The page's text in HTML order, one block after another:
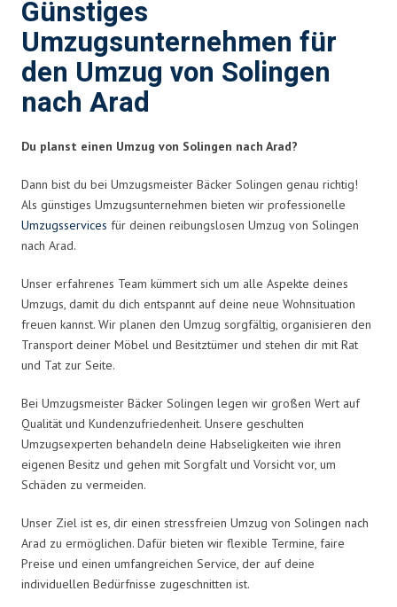
Günstiges
Umzugsunternehmen für
den Umzug von Solingen
nach Arad
Du planst einen Umzug von Solingen nach Arad?
Dann bist du bei Umzugsmeister Bäcker Solingen genau richtig!
Als günstiges Umzugsunternehmen bieten wir professionelle
Umzugsservices für deinen reibungslosen Umzug von Solingen
nach Arad.
Unser erfahrenes Team kümmert sich um alle Aspekte deines
Umzugs, damit du dich entspannt auf deine neue Wohnsituation
freuen kannst. Wir planen den Umzug sorgfältig, organisieren den
Transport deiner Möbel und Besitztümer und stehen dir mit Rat
und Tat zur Seite.
Bei Umzugsmeister Bäcker Solingen legen wir großen Wert auf
Qualität und Kundenzufriedenheit. Unsere geschulten
Umzugsexperten behandeln deine Habseligkeiten wie ihren
eigenen Besitz und gehen mit Sorgfalt und Vorsicht vor, um
Schäden zu vermeiden.
Unser Ziel ist es, dir einen stressfreien Umzug von Solingen nach
Arad zu ermöglichen. Dafür bieten wir flexible Termine, faire
Preise und einen umfangreichen Service, der auf deine
individuellen Bedürfnisse zugeschnitten ist.